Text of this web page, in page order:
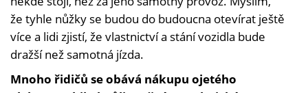
že tyhle nůžky se budou do budoucna otevírat ještě
více a lidi zjistí, že vlastnictví a stání vozidla bude
dražší než samotná jízda.
Mnoho řidičů se obává nákupu ojetého